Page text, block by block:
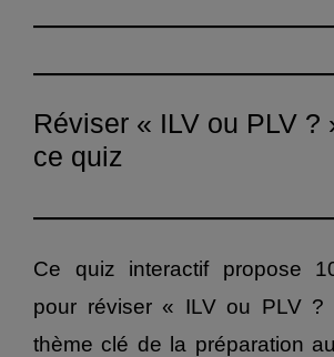
Réviser « ILV ou PLV ?
ce quiz
Ce quiz interactif propose
pour réviser « ILV ou PLV ?
thème clé de la préparation